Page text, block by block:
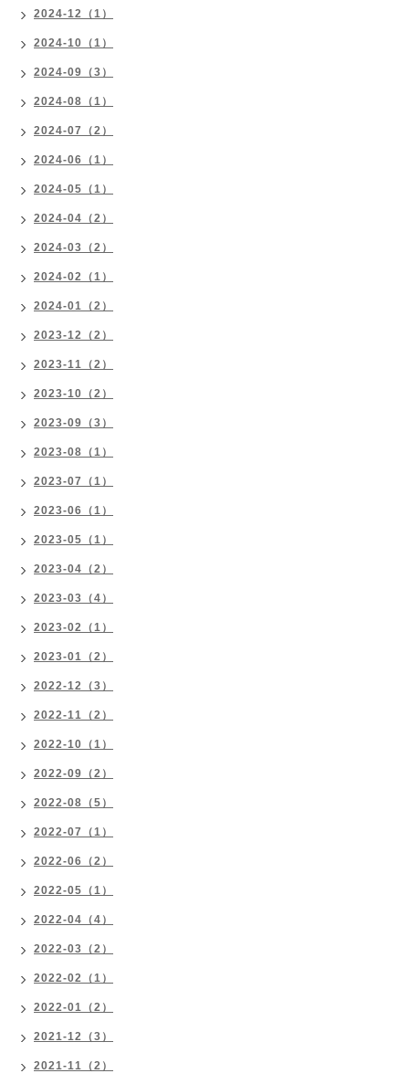
2024-12（1）
2024-10（1）
2024-09（3）
2024-08（1）
2024-07（2）
2024-06（1）
2024-05（1）
2024-04（2）
2024-03（2）
2024-02（1）
2024-01（2）
2023-12（2）
2023-11（2）
2023-10（2）
2023-09（3）
2023-08（1）
2023-07（1）
2023-06（1）
2023-05（1）
2023-04（2）
2023-03（4）
2023-02（1）
2023-01（2）
2022-12（3）
2022-11（2）
2022-10（1）
2022-09（2）
2022-08（5）
2022-07（1）
2022-06（2）
2022-05（1）
2022-04（4）
2022-03（2）
2022-02（1）
2022-01（2）
2021-12（3）
2021-11（2）